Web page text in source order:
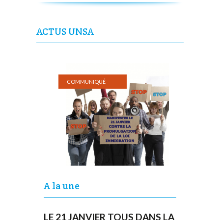
ACTUS UNSA
COMMUNIQUÉ
A la une
LE 21 JANVIER TOUS DANS LA